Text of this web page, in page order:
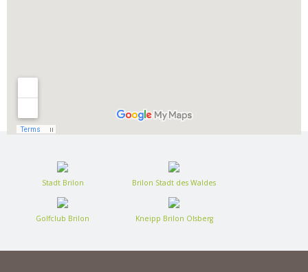
Stadt Brilon Brilon Stadt des Waldes
Golfclub Brilon Kneipp Brilon Olsberg